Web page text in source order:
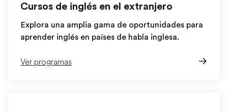
Cursos de inglés en el extranjero
Explora una amplia gama de oportunidades para
aprender inglés en países de habla inglesa.
Ver programas